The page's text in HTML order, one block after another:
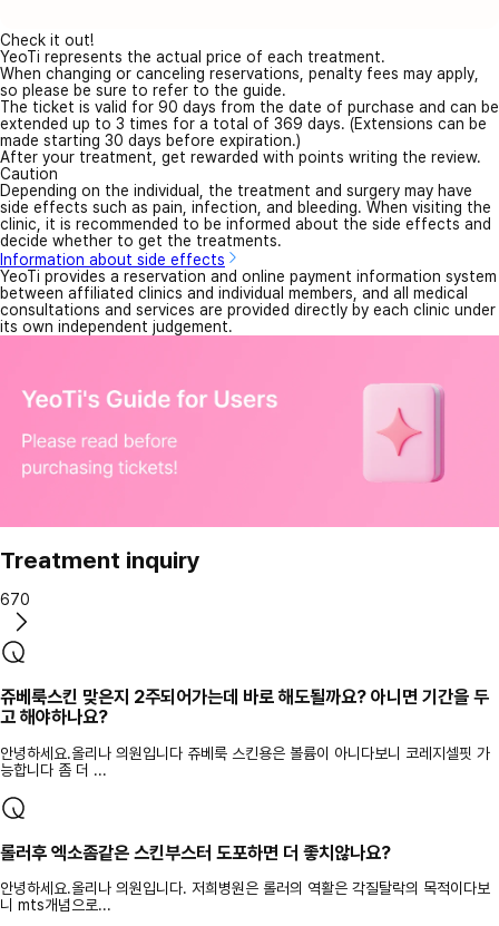
Check it out!
YeoTi represents the actual price of each treatment.
When changing or canceling reservations, penalty fees may apply,
so please be sure to refer to the guide.
The ticket is valid for 90 days from the date of purchase and can be
extended up to 3 times for a total of 369 days. (Extensions can be
made starting 30 days before expiration.)
After your treatment, get rewarded with points writing the review.
Caution
Depending on the individual, the treatment and surgery may have
side effects such as pain, infection, and bleeding. When visiting the
clinic, it is recommended to be informed about the side effects and
decide whether to get the treatments.
Information about side effects
YeoTi provides a reservation and online payment information system
between affiliated clinics and individual members, and all medical
consultations and services are provided directly by each clinic under
its own independent judgement.
Treatment inquiry
670
쥬베룩스킨 맞은지 2주되어가는데 바로 해도될까요? 아니면 기간을 두
고 해야하나요?
안녕하세요.올리나 의원입니다 쥬베룩 스킨용은 볼륨이 아니다보니 코레지셀핏 가
능합니다 좀 더 ...
롤러후 엑소좀같은 스킨부스터 도포하면 더 좋치않나요?
안녕하세요.올리나 의원입니다. 저희병원은 롤러의 역활은 각질탈락의 목적이다보
니 mts개념으로...